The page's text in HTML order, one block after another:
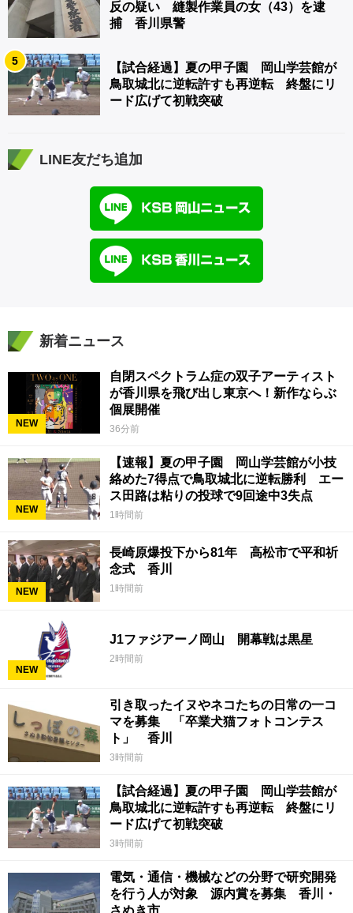
反の疑い 縫製作業員の女（43）を逮
捕 香川県警
5
【試合経過】夏の甲子園 岡山学芸館が
鳥取城北に逆転許すも再逆転 終盤にリ
ード広げて初戦突破
LINE友だち追加
新着ニュース
NEW
自閉スペクトラム症の双子アーティスト
が香川県を飛び出し東京へ！新作ならぶ
個展開催
36分前
NEW
【速報】夏の甲子園 岡山学芸館が小技
絡めた7得点で鳥取城北に逆転勝利 エー
ス田路は粘りの投球で9回途中3失点
1時間前
NEW
長崎原爆投下から81年 高松市で平和祈
念式 香川
1時間前
NEW
J1ファジアーノ岡山 開幕戦は黒星
2時間前
引き取ったイヌやネコたちの日常の一コ
マを募集 「卒業犬猫フォトコンテス
ト」 香川
3時間前
【試合経過】夏の甲子園 岡山学芸館が
鳥取城北に逆転許すも再逆転 終盤にリ
ード広げて初戦突破
3時間前
電気・通信・機械などの分野で研究開発
を行う人が対象 源内賞を募集 香川・
さぬき市